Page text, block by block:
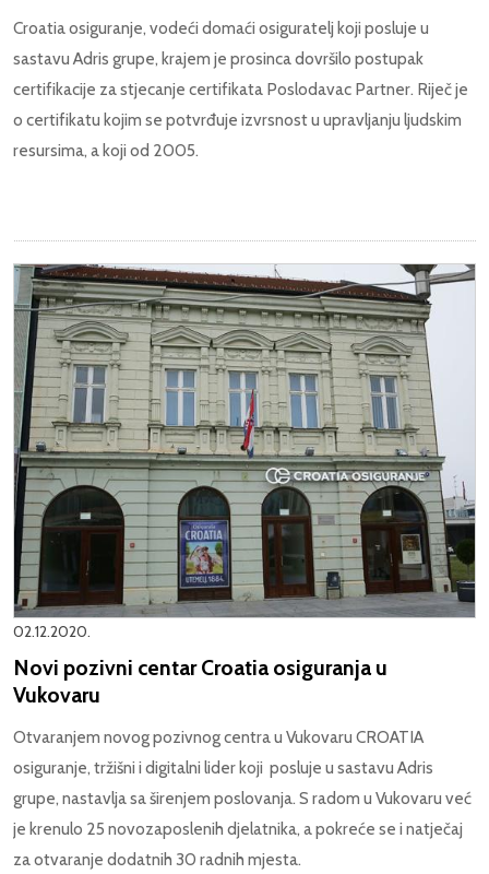
Croatia osiguranje, vodeći domaći osiguratelj koji posluje u
sastavu Adris grupe, krajem je prosinca dovršilo postupak
certifikacije za stjecanje certifikata Poslodavac Partner. Riječ je
o certifikatu kojim se potvrđuje izvrsnost u upravljanju ljudskim
resursima, a koji od 2005.
02.12.2020.
Novi pozivni centar Croatia osiguranja u
Vukovaru
Otvaranjem novog pozivnog centra u Vukovaru CROATIA
osiguranje, tržišni i digitalni lider koji posluje u sastavu Adris
grupe, nastavlja sa širenjem poslovanja. S radom u Vukovaru već
je krenulo 25 novozaposlenih djelatnika, a pokreće se i natječaj
za otvaranje dodatnih 30 radnih mjesta.